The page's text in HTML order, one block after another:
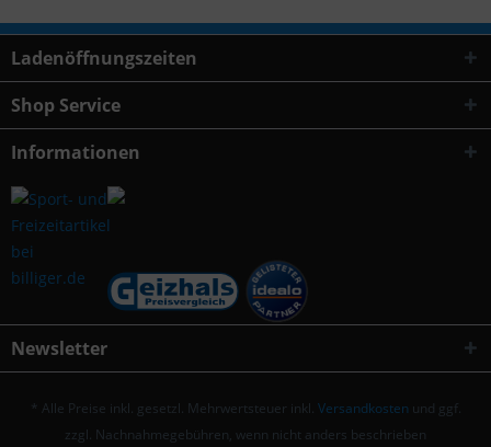
Ladenöffnungszeiten
Shop Service
Informationen
Newsletter
* Alle Preise inkl. gesetzl. Mehrwertsteuer inkl. Versandkosten und ggf.
zzgl. Nachnahmegebühren, wenn nicht anders beschrieben